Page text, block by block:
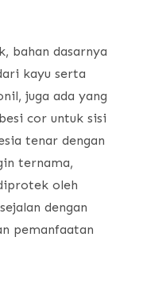
bahan dasarnya
kayu serta
juga ada yang
cor untuk sisi
tenar dengan
ternama,
oleh
dengan
pemanfaatan